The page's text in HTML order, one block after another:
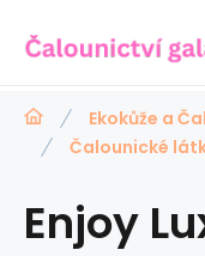
Ekokůže a
Čalounické
Enjoy